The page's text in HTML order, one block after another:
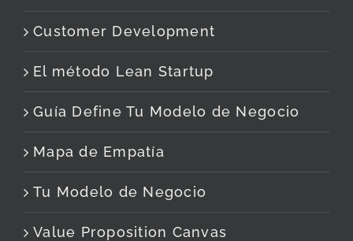
Customer Development
El método Lean Startup
Guía Define Tu Modelo de Negocio
Mapa de Empatía
Tu Modelo de Negocio
Value Proposition Canvas